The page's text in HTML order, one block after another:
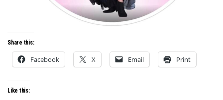
Share this:
Facebook X Email Print
Like this: